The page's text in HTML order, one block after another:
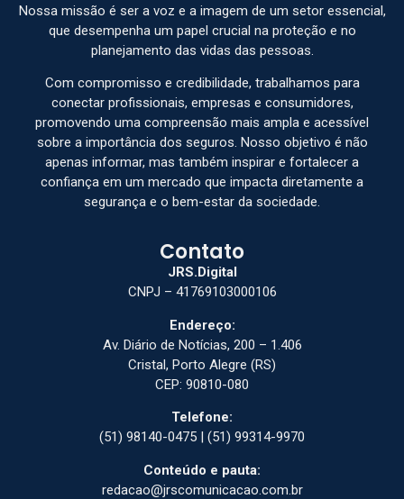
Nossa missão é ser a voz e a imagem de um setor essencial,
que desempenha um papel crucial na proteção e no
planejamento das vidas das pessoas.
Com compromisso e credibilidade, trabalhamos para
conectar profissionais, empresas e consumidores,
promovendo uma compreensão mais ampla e acessível
sobre a importância dos seguros. Nosso objetivo é não
apenas informar, mas também inspirar e fortalecer a
confiança em um mercado que impacta diretamente a
segurança e o bem-estar da sociedade.
Contato
JRS.Digital
CNPJ – 41769103000106
Endereço:
Av. Diário de Notícias, 200 – 1.406
Cristal, Porto Alegre (RS)
CEP: 90810-080
Telefone:
(51) 98140-0475 | (51) 99314-9970
Conteúdo e pauta:
redacao@jrscomunicacao.com.br